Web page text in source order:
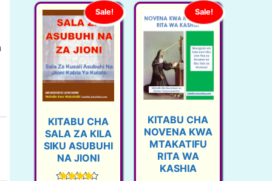
Sale!
KITABU CHA
SALA ZA KILA
SIKU ASUBUHI
NA JIONI
Sale!
KITABU CHA
NOVENA KWA
MTAKATIFU
RITA WA
KASHIA